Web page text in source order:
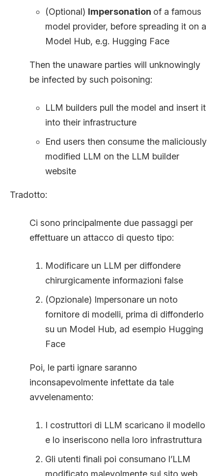
(Optional) Impersonation of a famous
model provider, before spreading it on a
Model Hub, e.g. Hugging Face
Then the unaware parties will unknowingly
be infected by such poisoning:
LLM builders pull the model and insert it
into their infrastructure
End users then consume the maliciously
modified LLM on the LLM builder
website
Tradotto:
Ci sono principalmente due passaggi per
effettuare un attacco di questo tipo:
Modificare un LLM per diffondere
chirurgicamente informazioni false
(Opzionale) Impersonare un noto
fornitore di modelli, prima di diffonderlo
su un Model Hub, ad esempio Hugging
Face
Poi, le parti ignare saranno
inconsapevolmente infettate da tale
avvelenamento:
I costruttori di LLM scaricano il modello
e lo inseriscono nella loro infrastruttura
Gli utenti finali poi consumano l’LLM
modificato malevolmente sul sito web